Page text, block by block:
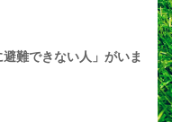
難できない人」がいま